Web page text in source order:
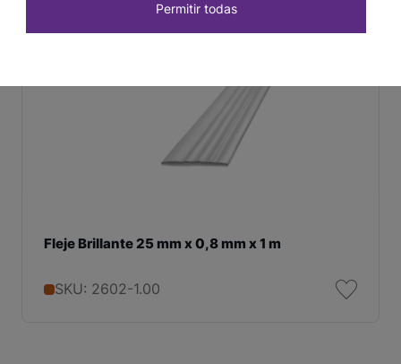
Fleje Brillante 25 mm x 0,8 mm x 1 m
SKU: 2602-1.00
Permitir todas